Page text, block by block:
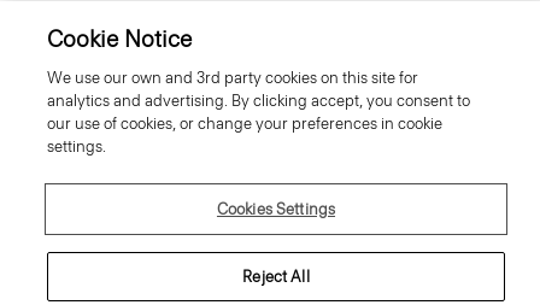
© 2026 Theory
Cookie Notice
We use our own and 3rd party cookies on this site for
analytics and advertising. By clicking accept, you consent to
our use of cookies, or change your preferences in cookie
settings.
Cookies Settings
Reject All